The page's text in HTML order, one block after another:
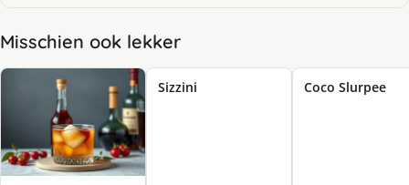
Misschien ook lekker
Sizzini Coco Slurpee